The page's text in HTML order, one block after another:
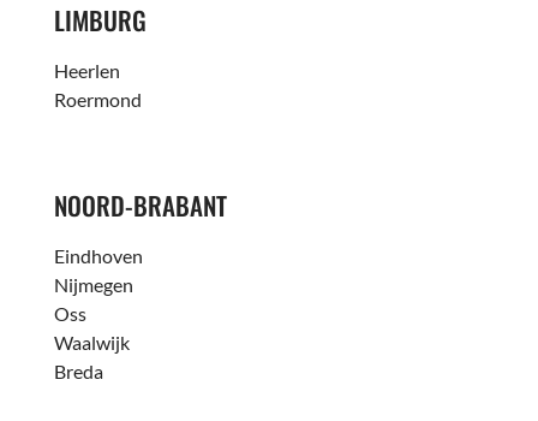
LIMBURG
Heerlen
Roermond
NOORD-BRABANT
Eindhoven
Nijmegen
Oss
Waalwijk
Breda